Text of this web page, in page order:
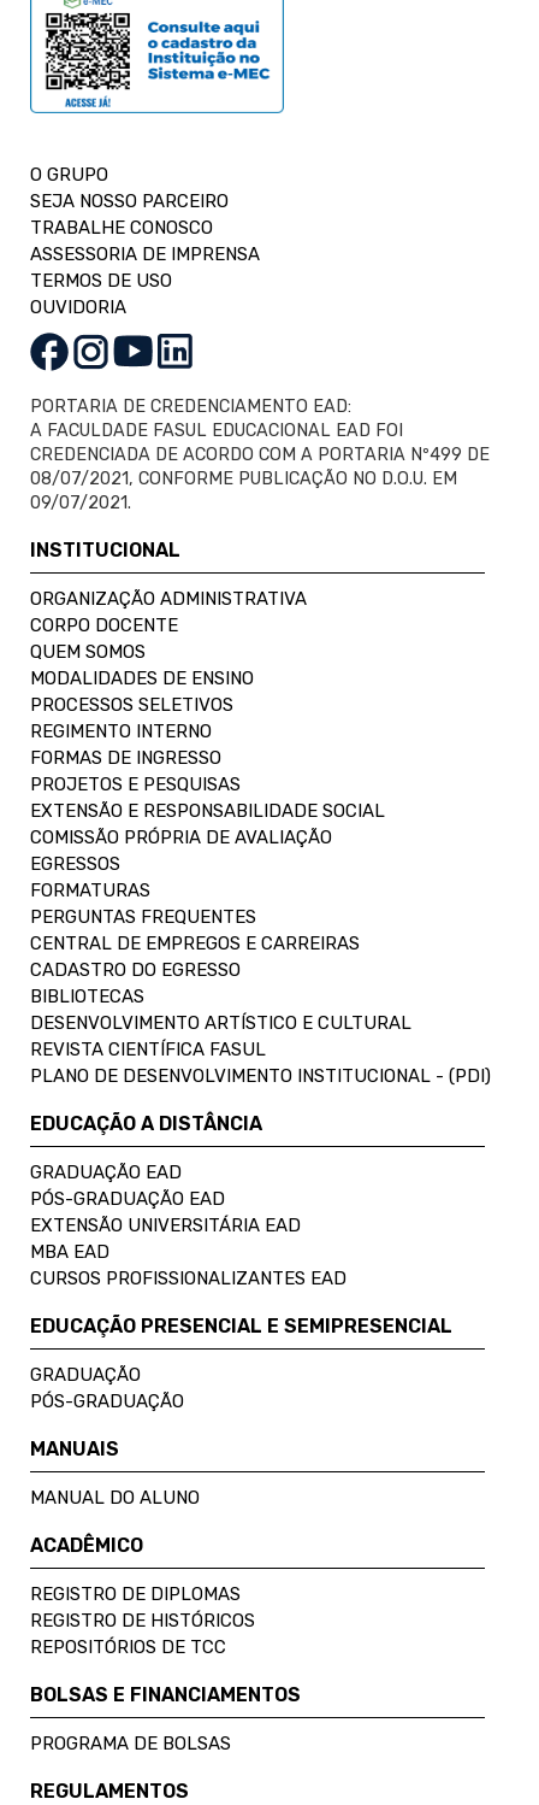
O GRUPO
SEJA NOSSO PARCEIRO
TRABALHE CONOSCO
ASSESSORIA DE IMPRENSA
TERMOS DE USO
OUVIDORIA
PORTARIA DE CREDENCIAMENTO EAD:
A FACULDADE FASUL EDUCACIONAL EAD FOI
CREDENCIADA DE ACORDO COM A PORTARIA Nº499 DE
08/07/2021, CONFORME PUBLICAÇÃO NO D.O.U. EM
09/07/2021.
INSTITUCIONAL
ORGANIZAÇÃO ADMINISTRATIVA
CORPO DOCENTE
QUEM SOMOS
MODALIDADES DE ENSINO
PROCESSOS SELETIVOS
REGIMENTO INTERNO
FORMAS DE INGRESSO
PROJETOS E PESQUISAS
EXTENSÃO E RESPONSABILIDADE SOCIAL
COMISSÃO PRÓPRIA DE AVALIAÇÃO
EGRESSOS
FORMATURAS
PERGUNTAS FREQUENTES
CENTRAL DE EMPREGOS E CARREIRAS
CADASTRO DO EGRESSO
BIBLIOTECAS
DESENVOLVIMENTO ARTÍSTICO E CULTURAL
REVISTA CIENTÍFICA FASUL
PLANO DE DESENVOLVIMENTO INSTITUCIONAL - (PDI)
EDUCAÇÃO A DISTÂNCIA
GRADUAÇÃO EAD
PÓS-GRADUAÇÃO EAD
EXTENSÃO UNIVERSITÁRIA EAD
MBA EAD
CURSOS PROFISSIONALIZANTES EAD
EDUCAÇÃO PRESENCIAL E SEMIPRESENCIAL
GRADUAÇÃO
PÓS-GRADUAÇÃO
MANUAIS
MANUAL DO ALUNO
ACADÊMICO
REGISTRO DE DIPLOMAS
REGISTRO DE HISTÓRICOS
REPOSITÓRIOS DE TCC
BOLSAS E FINANCIAMENTOS
PROGRAMA DE BOLSAS
REGULAMENTOS